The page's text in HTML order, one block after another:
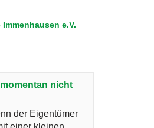
Immenhausen e.V.
nicht
der Eigentümer